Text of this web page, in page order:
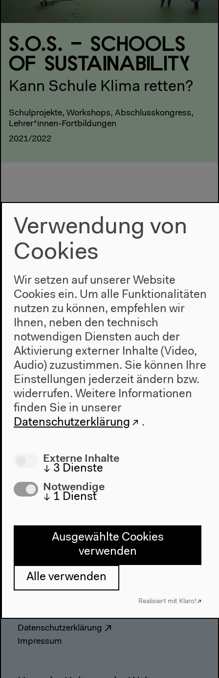
S.O.S. – SCHOOLS
OF SUSTAINABILITY
Kann Schule Klima retten?
Schulprojekte, Workshops, Abschlusskongress,
Lehrer*innen-Fortbildungen
2021/2022
Programm
2022
Das Neue Alphabet
Das Anthropozän am HKW
Architektur
Besuch
Barrierefreiheit
Kontakt
Presse
Datenschutzerklärung
Impressum
Verwendung von
Cookies
Wir setzen auf unserer Website
Cookies ein. Um alle Funktionalitäten
nutzen zu können, empfehlen wir
Ihnen, neben den technisch
notwendigen Diensten auch der
Aktivierung externer Inhalte (Video,
Audio) zuzustimmen. Sie können Ihre
Einstellungen jederzeit ändern bzw.
widerrufen. Weitere Informationen
finden Sie in unserer
Datenschutzerklärung
.
Externe Inhalte
↓ 3 Dienste
Notwendige
↓ 1 Dienst
Ausgewählte Cookies
verwenden
Alle verwenden
Realisiert mit Klaro!